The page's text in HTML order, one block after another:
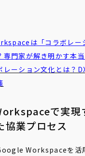
は「コラボレー
専門家が解き明かす本
レーション文化とは？
で実現
協業プロセス
Workspaceを活